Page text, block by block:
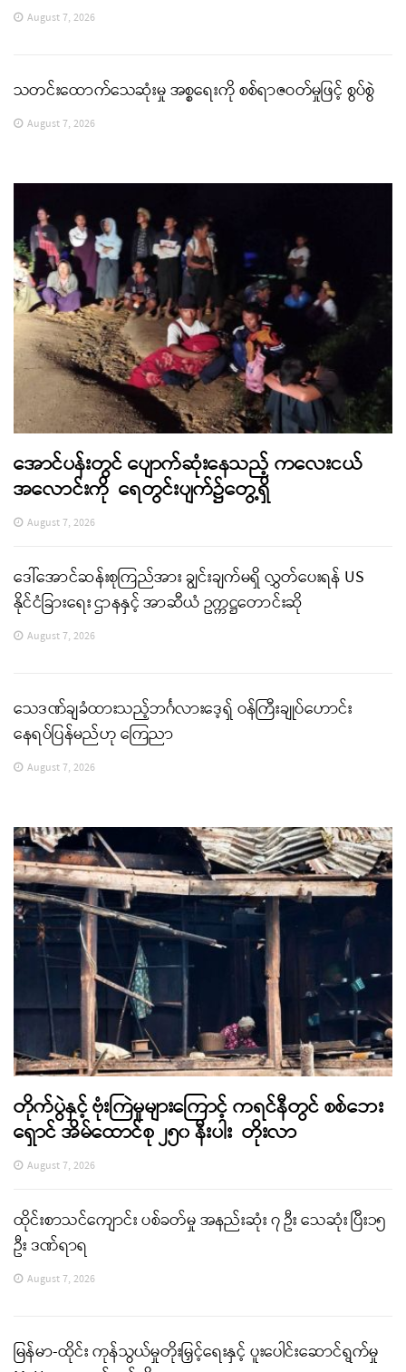
August 7, 2026
သတင်းထောက်သေဆုံးမှု အစ္စရေးကို စစ်ရာဇဝတ်မှုဖြင့် စွပ်စွဲ
August 7, 2026
အောင်ပန်းတွင် ပျောက်ဆုံးနေသည့် ကလေးငယ်
အလောင်းကို ရေတွင်းပျက်၌တွေ့ရှိ
August 7, 2026
ဒေါ်အောင်ဆန်းစုကြည်အား ချွင်းချက်မရှိ လွှတ်ပေးရန် US
နိုင်ငံခြားရေး ဌာနနှင့် အာဆီယံ ဥက္ကဋ္ဌတောင်းဆို
August 7, 2026
သေဒဏ်ချခံထားသည့်ဘင်္ဂလားဒေ့ရှ် ဝန်ကြီးချုပ်ဟောင်း
နေရပ်ပြန်မည်ဟု ကြေညာ
August 7, 2026
တိုက်ပွဲနှင့် ဗုံးကြဲမှုများကြောင့် ကရင်နီတွင် စစ်ဘေး
ရှောင် အိမ်ထောင်စု ၂၅၀ နီးပါး တိုးလာ
August 7, 2026
ထိုင်းစာသင်ကျောင်း ပစ်ခတ်မှု အနည်းဆုံး ၇ ဦး သေဆုံး ပြီး၁၅
ဦး ဒဏ်ရာရ
August 7, 2026
မြန်မာ-ထိုင်း ကုန်သွယ်မှုတိုးမြှင့်ရေးနှင့် ပူးပေါင်းဆောင်ရွက်မှု